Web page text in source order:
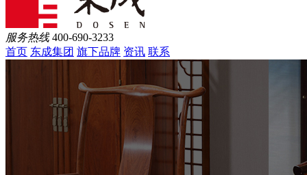
服务热线 400-690-3233
首页 东成集团 旗下品牌 资讯 联系